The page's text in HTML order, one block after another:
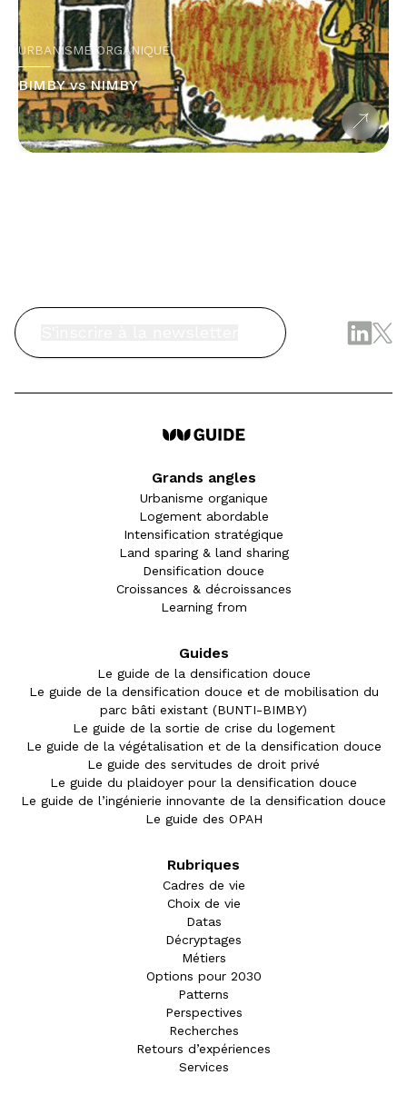
URBANISME ORGANIQUE
BIMBY vs NIMBY
Grands angles
Urbanisme organique
Logement abordable
Intensification stratégique
Land sparing & land sharing
Densification douce
Croissances & décroissances
Learning from
Guides
Le guide de la densification douce
Le guide de la densification douce et de mobilisation du
parc bâti existant (BUNTI-BIMBY)
Le guide de la sortie de crise du logement
Le guide de la végétalisation et de la densification douce
Le guide des servitudes de droit privé
Le guide du plaidoyer pour la densification douce
Le guide de l’ingénierie innovante de la densification douce
Le guide des OPAH
Rubriques
Cadres de vie
Choix de vie
Datas
Décryptages
Métiers
Options pour 2030
Patterns
Perspectives
Recherches
Retours d’expériences
Services